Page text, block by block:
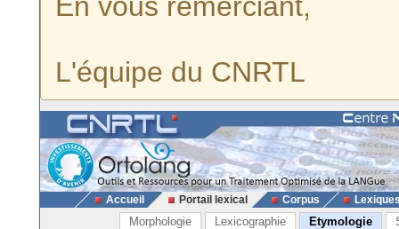
L'équipe du CNRTL
Accueil Portail lexical Corpus
Morphologie Lexicographie Etymologie